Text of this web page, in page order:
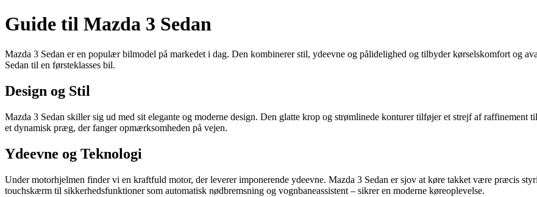
Guide til Mazda 3 Sedan
Mazda 3 Sedan er en populær bilmodel på markedet i dag. Den kombinerer stil, ydeevne og pålidelighed og tilbyder kørselskomfort og
Sedan til en førsteklasses bil.
Design og Stil
Mazda 3 Sedan skiller sig ud med sit elegante og moderne design. Den glatte krop og strømlinede konturer tilføjer et strejf af
et dynamisk præg, der fanger opmærksomheden på vejen.
Ydeevne og Teknologi
Under motorhjelmen finder vi en kraftfuld motor, der leverer imponerende ydeevne. Mazda 3 Sedan er sjov at køre takket være præcis
touchskærm til sikkerhedsfunktioner som automatisk nødbremsning og vognbaneassistent – sikrer en moderne køreoplevelse.